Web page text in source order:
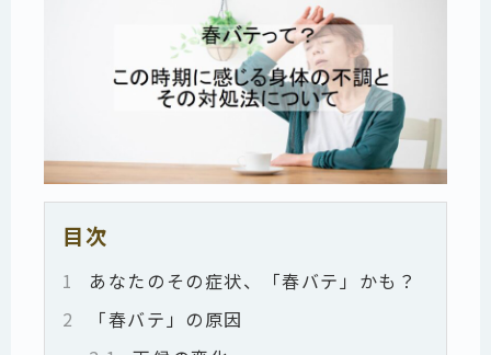
目次
1
あなたのその症状、「春バテ」かも？
2
「春バテ」の原因